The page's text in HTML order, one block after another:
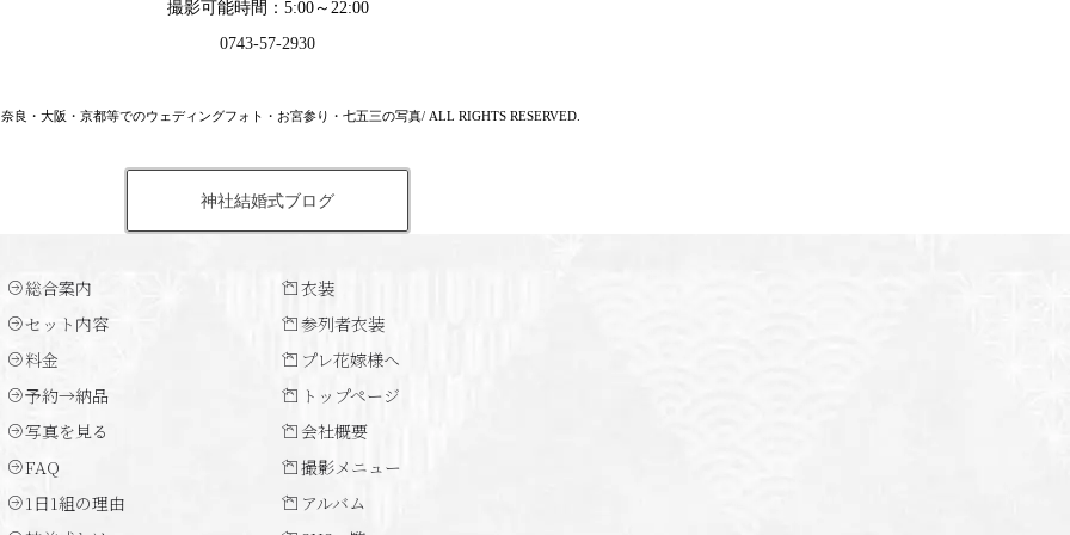
撮影可能時間：5:00～22:00
0743-57-2930
良・大阪・京都等でのウェディングフォト・お宮参り・七五三の写真/ ALL RIGHTS RESERVED.
神社結婚式ブログ
総合案内
セット内容
料金
予約→納品
写真を見る
FAQ
1日1組の理由
衣装
参列者衣装
プレ花嫁様へ
トップページ
会社概要
撮影メニュー
アルバム